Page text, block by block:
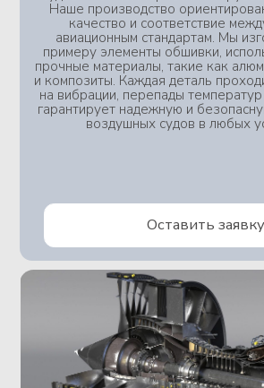
Машиностроение
материалы, такие как сталь, чугун и композиты.
Каждая деталь проходит строгие тесты на
прочность, а наше предприятие подвергается
образом мы сами и наши заказчики в частности
систематически контролируем все процессы и
условия изготолвения для контроля четкого
исполнения ТЗ по нашим изделиям.
Оставить заявку